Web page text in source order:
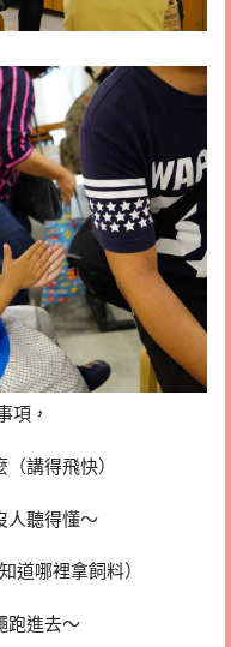
項，
講得飛快）
人聽得懂～
道哪裡拿飼料）
跑進去～